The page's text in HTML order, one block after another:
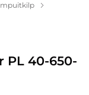
PL 40-650-